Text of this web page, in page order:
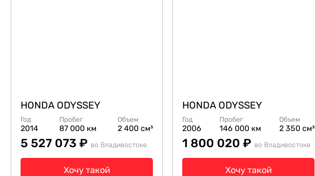
HONDA ODYSSEY
Год
2014
Пробег
87 000 км
Объем
2 400 см³
5 527 073 ₽ во Владивостоке
Хочу такой
HONDA ODYSSEY
Год
2006
Пробег
146 000 км
Объем
2 350 см³
1 800 020 ₽ во Владивостоке
Хочу такой